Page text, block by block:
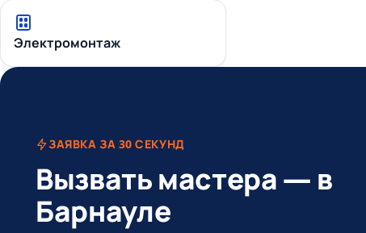
Электромонтаж
ЗАЯВКА ЗА 30 СЕКУНД
Вызвать мастера — в
Барнауле